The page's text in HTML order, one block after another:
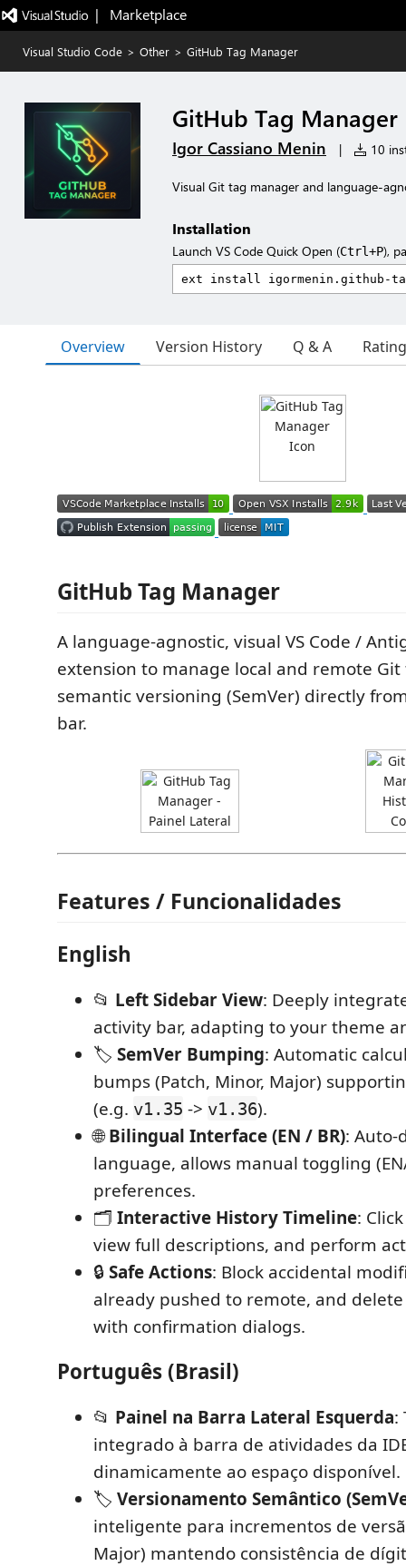
|   Marketplace
Visual Studio Code > Other > GitHub Tag Manager
GitHub Tag Manager
Igor Cassiano Menin | 10
Visual Git tag manager and language-
Installation
Launch VS Code Quick Open (Ctrl+P),
Overview Version History Q & A
GitHub Tag Manager
A language-agnostic, visual VS Code /
extension to manage local and remote
semantic versioning (SemVer) directly
bar.
Features / Funcionalidades
English
📂 Left Sidebar View: Deeply
activity bar, adapting to your theme
🏷️ SemVer Bumping: Automatic
bumps (Patch, Minor, Major)
(e.g. v1.35 -> v1.36).
🌐Bilingual Interface (EN / BR): Auto-
language, allows manual toggling
preferences.
🗂️ Interactive History Timeline:
view full descriptions, and perform
🔒Safe Actions: Block accidental
already pushed to remote, and
with confirmation dialogs.
Português (Brasil)
📂 Painel na Barra Lateral Esquerda:
integrado à barra de atividades da
dinamicamente ao espaço disponível.
🏷️ Versionamento Semântico
inteligente para incrementos de
Major) mantendo consistência de